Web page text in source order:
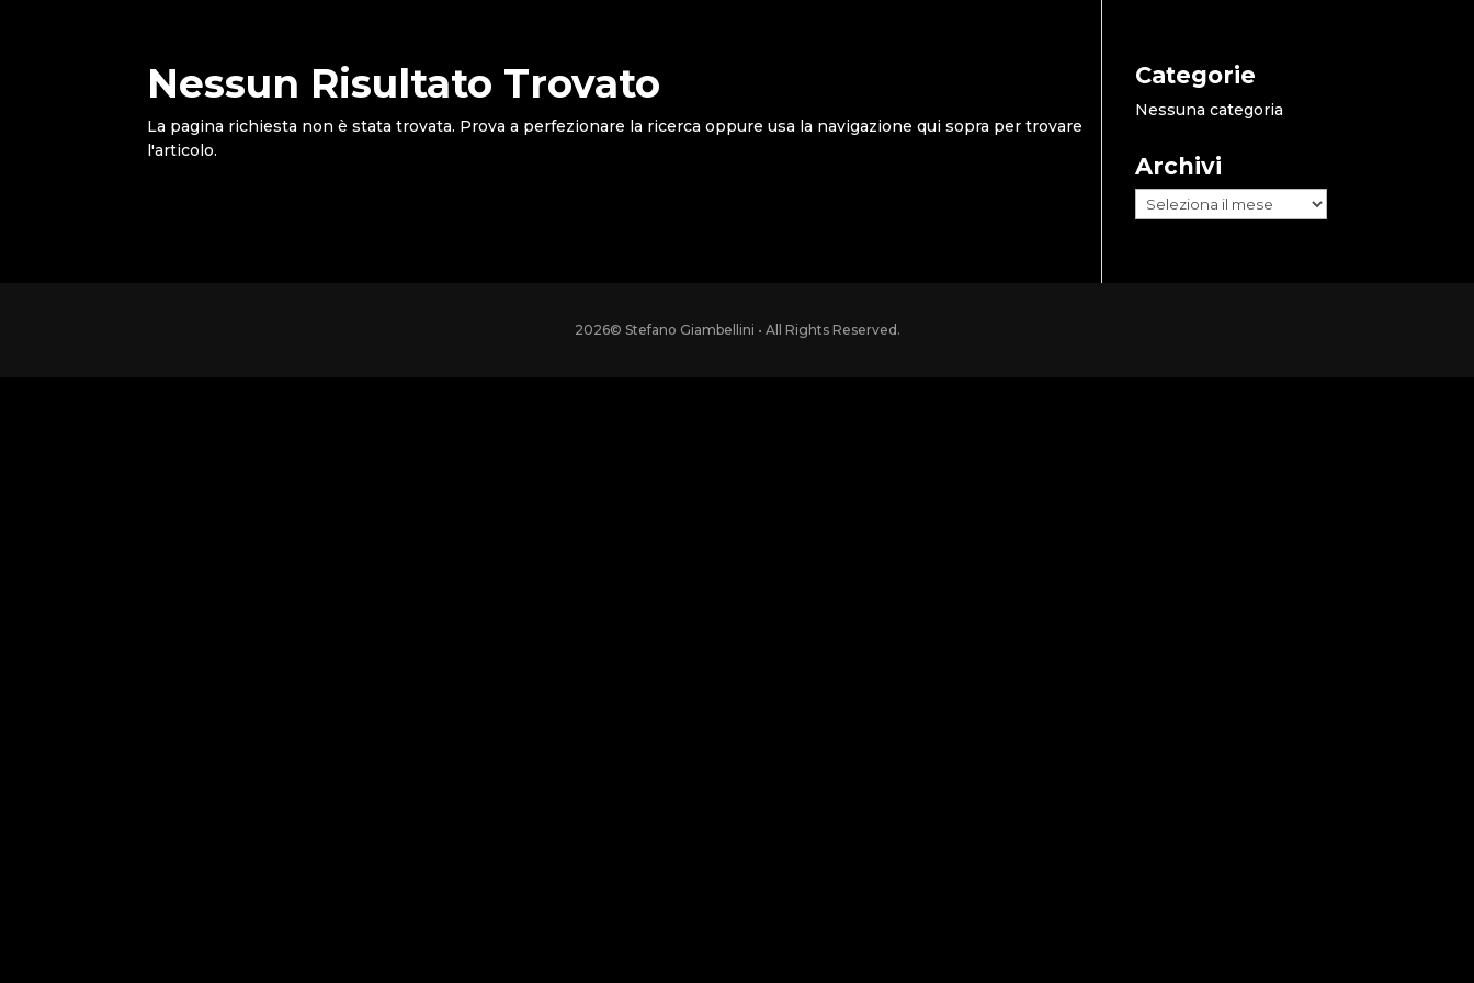
Nessun Risultato Trovato
La pagina richiesta non è stata trovata. Prova a perfezionare la ricerca oppure usa la navigazione qui sopra per trovare
l'articolo.
Categorie
Nessuna categoria
Archivi
Archivi
2026© Stefano Giambellini • All Rights Reserved.